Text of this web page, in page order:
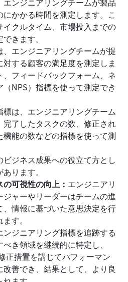
かかる時間を測定します。こ
クルタイム、市場投入までの
きます。
、エンジニアリングチームが提
する顧客の満足度を測定しま
フィードバックフォーム、ネ
NPS）指標を使って測定でき
標は、エンジニアリングチーム
了したタスクの数、修正され
能の数などの指標を使って測
ジネス成果への役立て方とし
ります。
可視性の向上： エンジニアリ
ャーやリーダーはチームの進
情報に基づいた意思決定を行
す。
ンジニアリング指標を追跡する
き領域を継続的に特定し、
正措置を講じてパフォーマン
善でき、結果として、より良